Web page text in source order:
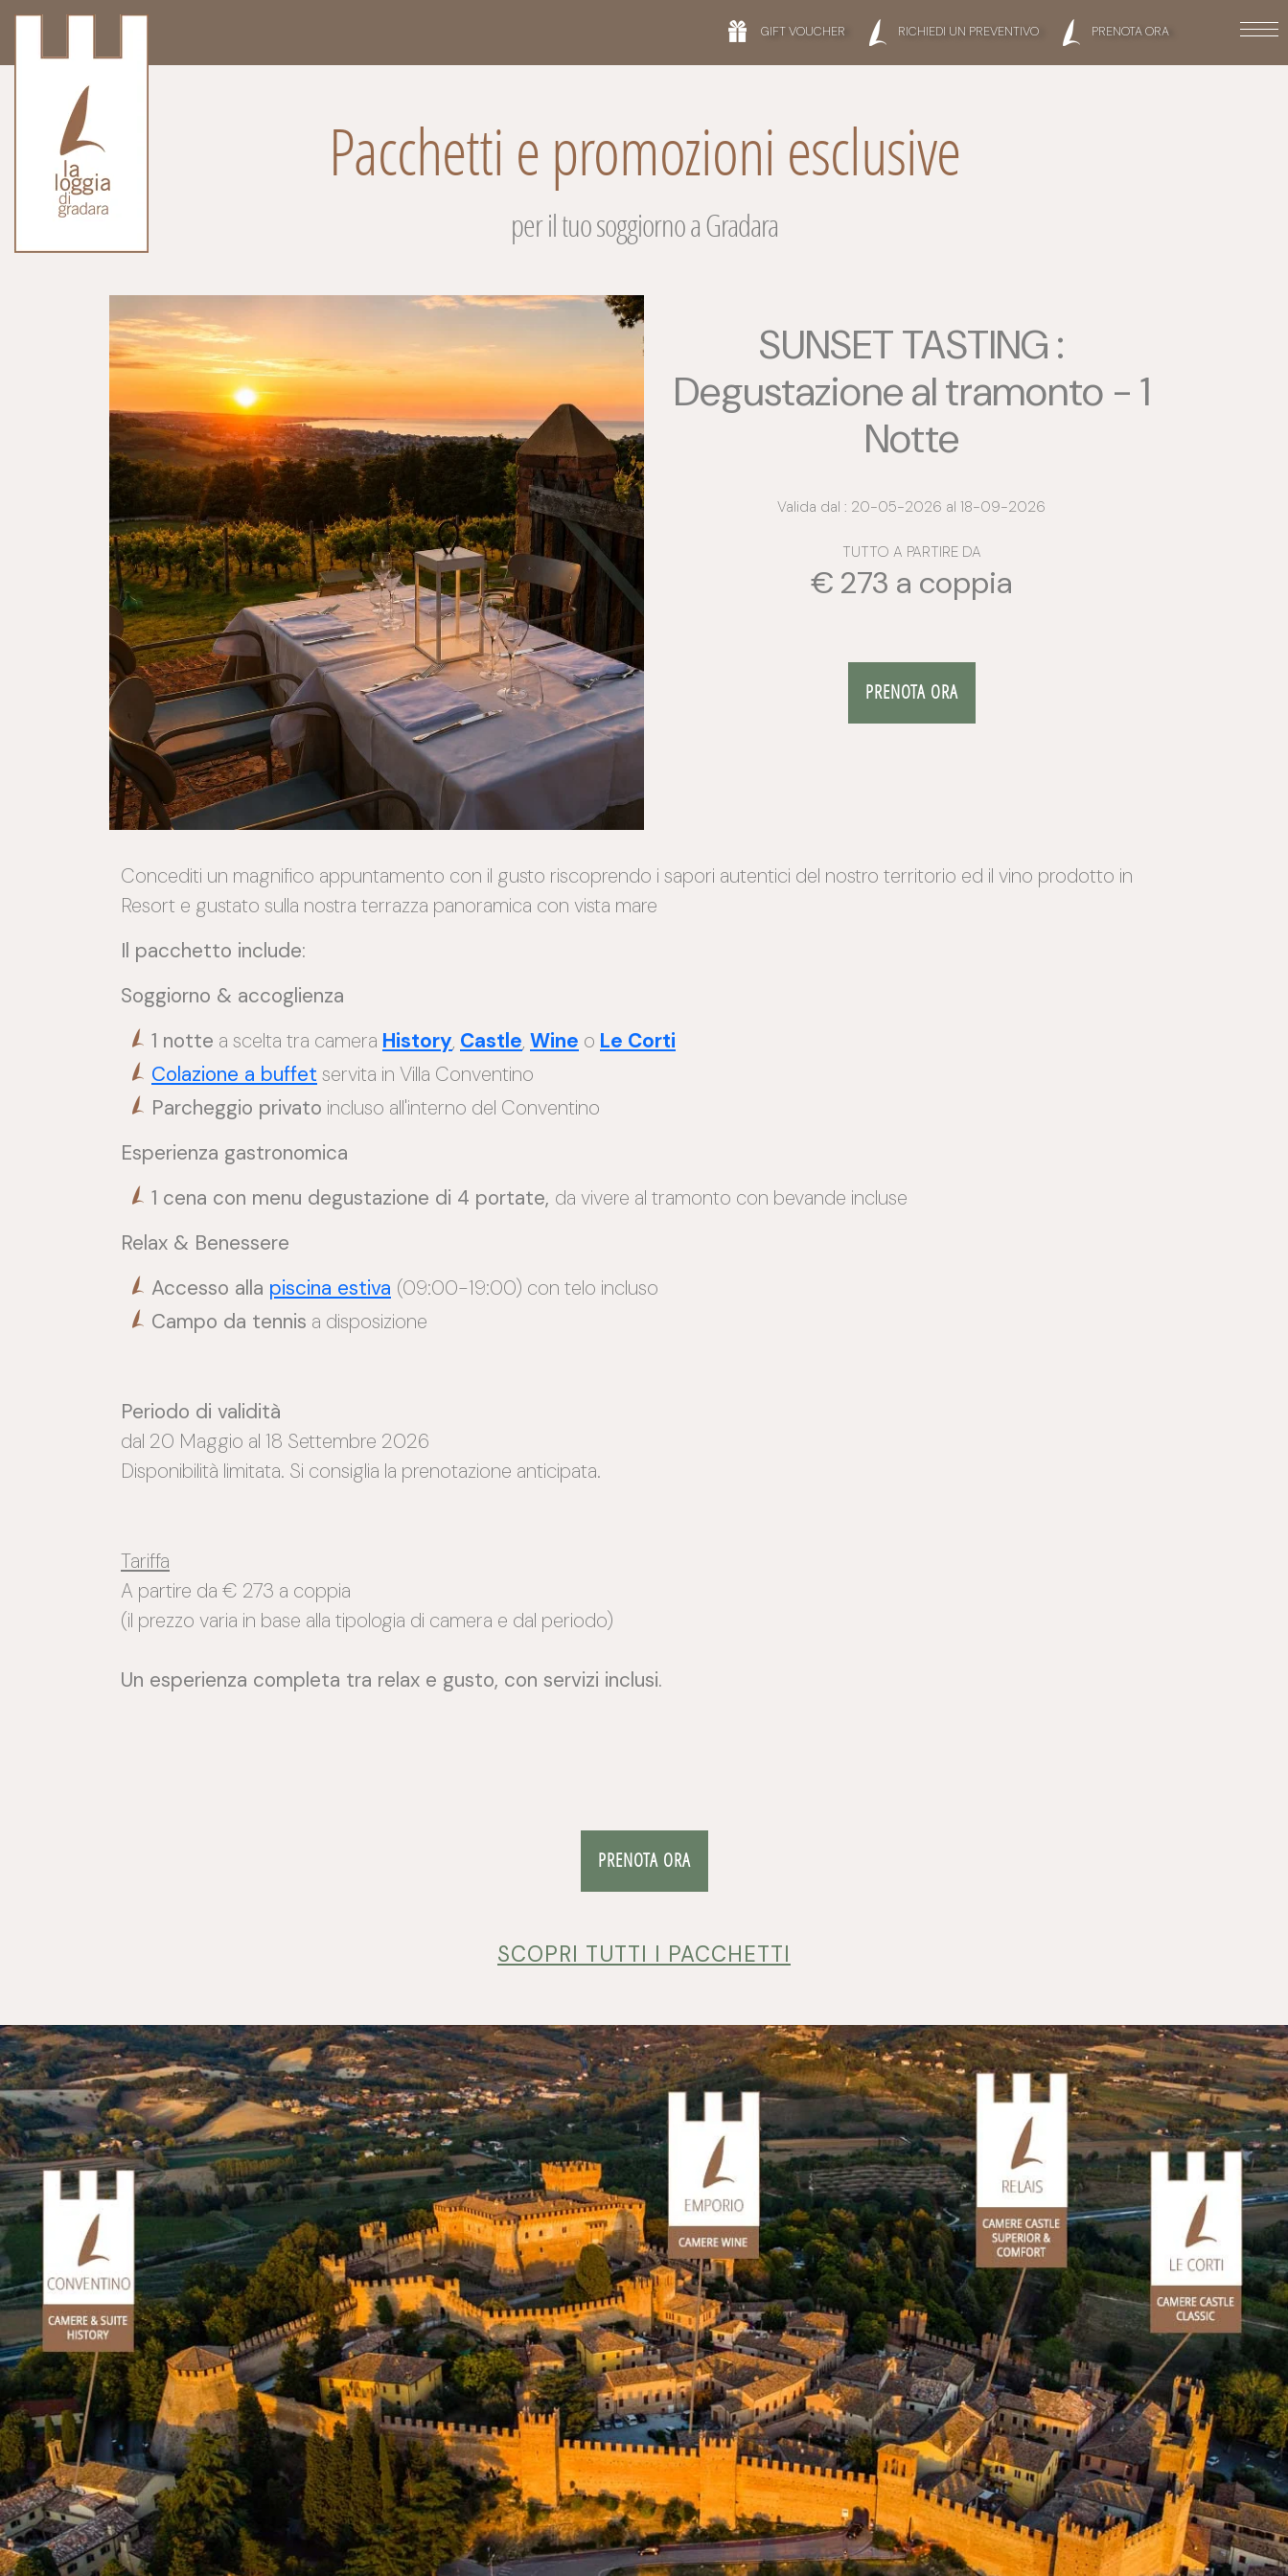
GIFT VOUCHER RICHIEDI UN PREVENTIVO PRENOTA ORA
Pacchetti e promozioni esclusive
per il tuo soggiorno a Gradara
SUNSET TASTING :
Degustazione al tramonto - 1
Notte
Valida dal : 20-05-2026 al 18-09-2026
TUTTO A PARTIRE DA
€ 273 a coppia
PRENOTA ORA
Concediti un magnifico appuntamento con il gusto riscoprendo i sapori autentici del nostro territorio ed il vino prodotto in
Resort e gustato sulla nostra terrazza panoramica con vista mare
Il pacchetto include:
Soggiorno & accoglienza
1 notte a scelta tra camera History, Castle, Wine o Le Corti
Colazione a buffet servita in Villa Conventino
Parcheggio privato incluso all'interno del Conventino
Esperienza gastronomica
1 cena con menu degustazione di 4 portate, da vivere al tramonto con bevande incluse
Relax & Benessere
Accesso alla piscina estiva (09:00-19:00) con telo incluso
Campo da tennis a disposizione
Periodo di validità
dal 20 Maggio al 18 Settembre 2026
Disponibilità limitata. Si consiglia la prenotazione anticipata.
Tariffa
A partire da € 273 a coppia
(il prezzo varia in base alla tipologia di camera e dal periodo)
Un esperienza completa tra relax e gusto, con servizi inclusi.
PRENOTA ORA
SCOPRI TUTTI I PACCHETTI